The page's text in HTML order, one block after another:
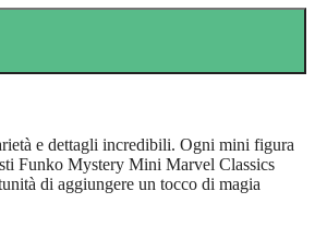
e dettagli incredibili. Ogni mini figura
Funko Mystery Mini Marvel Classics
di aggiungere un tocco di magia